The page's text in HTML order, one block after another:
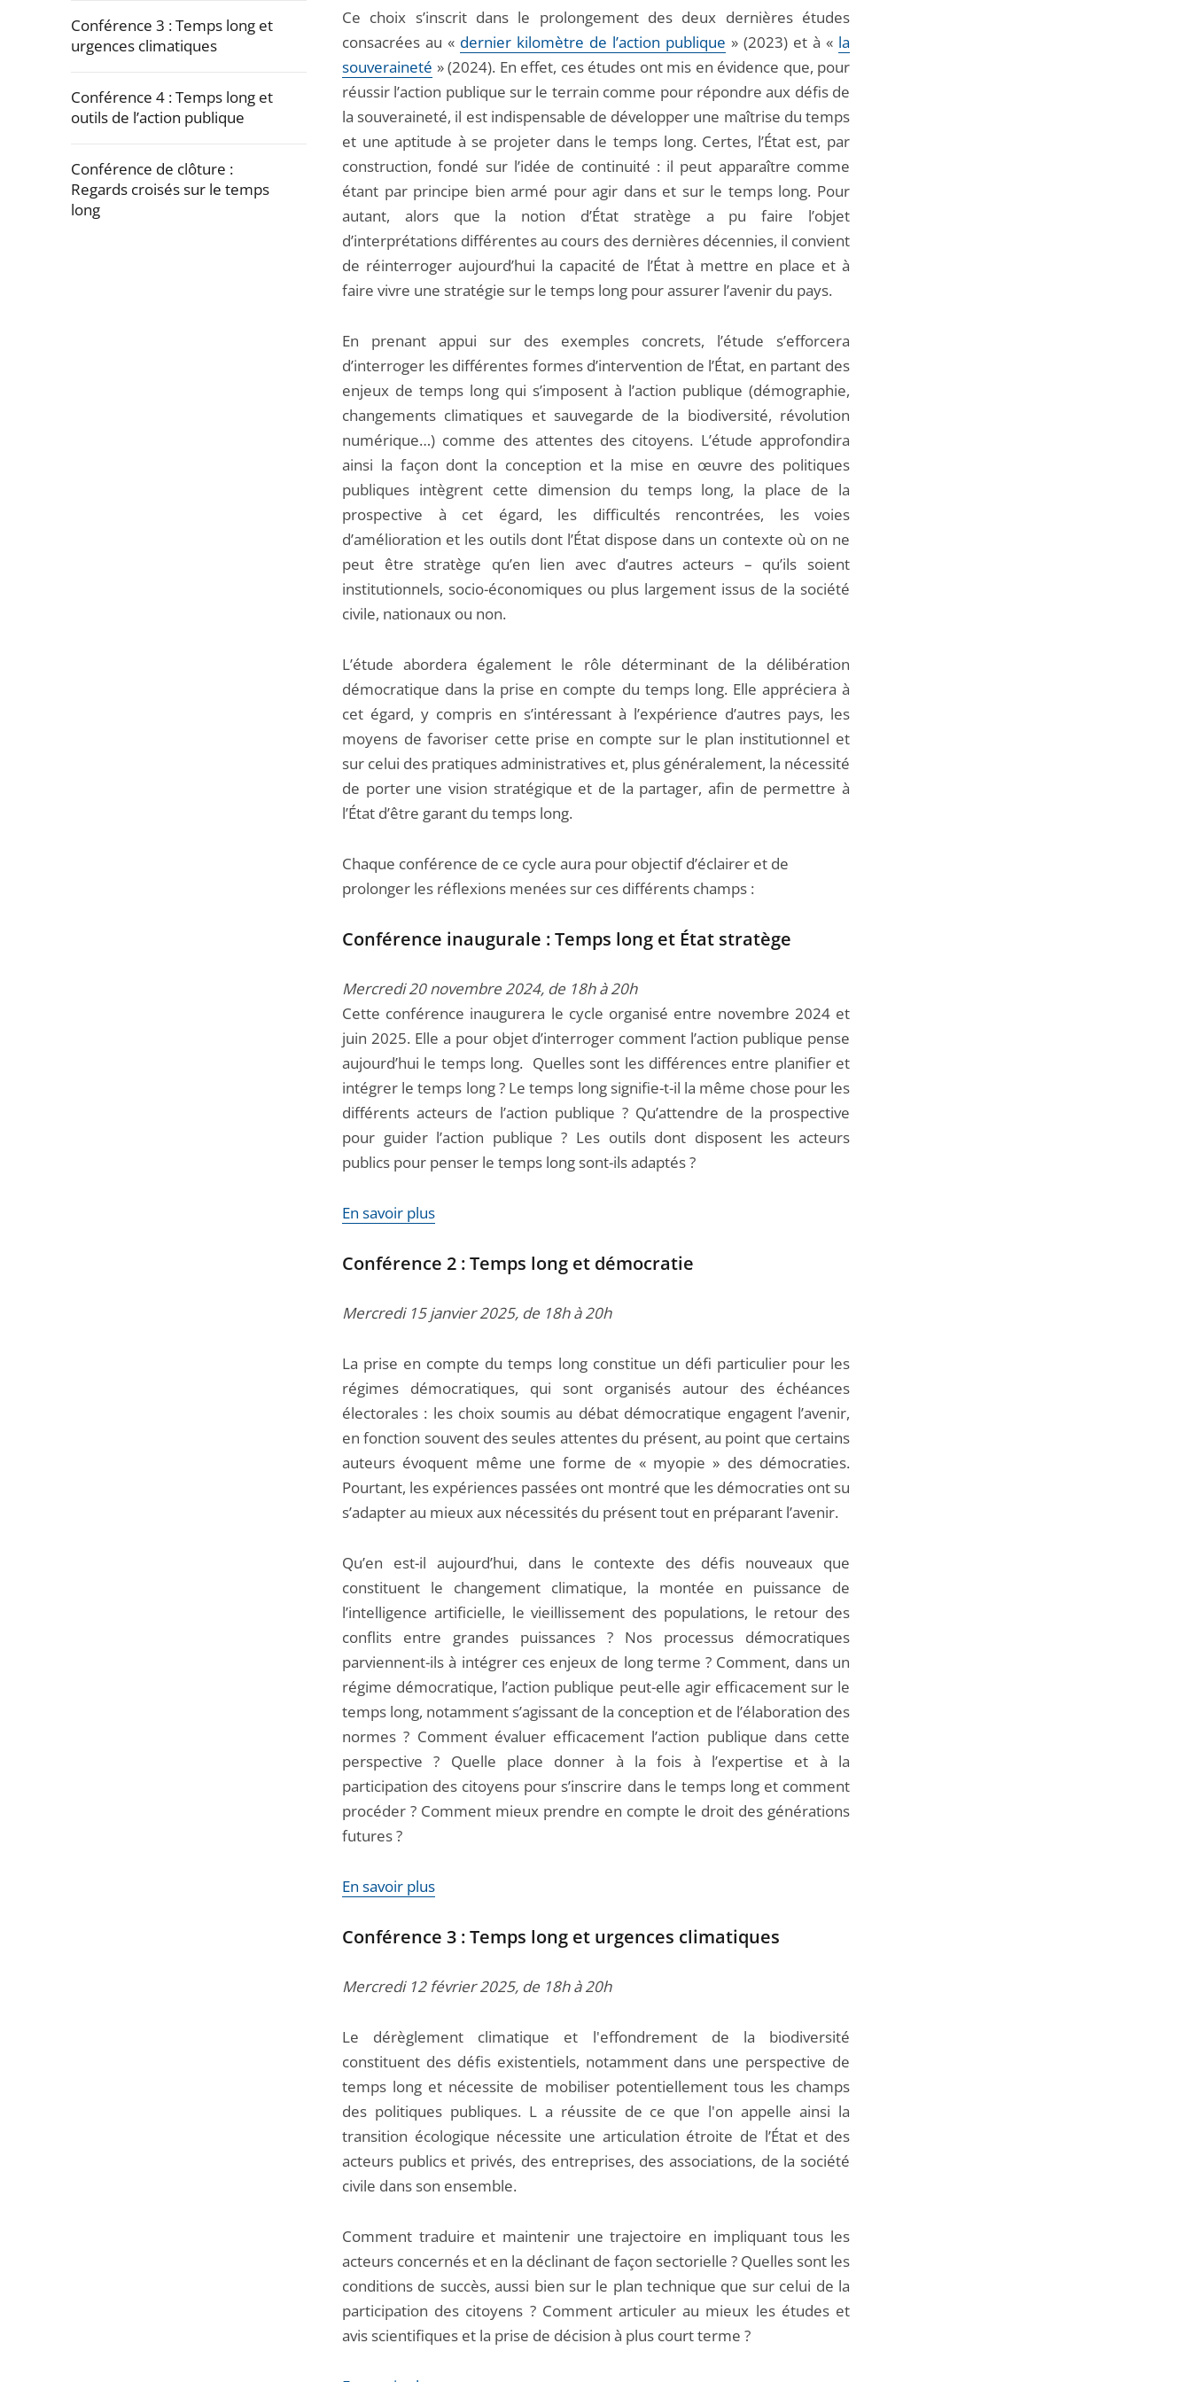
Conférence 3 : Temps long et
urgences climatiques
Conférence 4 : Temps long et
outils de l’action publique
Conférence de clôture :
Regards croisés sur le temps
long
Ce choix s’inscrit dans le prolongement des deux dernières études
consacrées au « dernier kilomètre de l’action publique » (2023) et à « la
souveraineté » (2024). En effet, ces études ont mis en évidence que, pour
réussir l’action publique sur le terrain comme pour répondre aux défis de
la souveraineté, il est indispensable de développer une maîtrise du temps
et une aptitude à se projeter dans le temps long. Certes, l’État est, par
construction, fondé sur l’idée de continuité : il peut apparaître comme
étant par principe bien armé pour agir dans et sur le temps long. Pour
autant, alors que la notion d’État stratège a pu faire l’objet
d’interprétations différentes au cours des dernières décennies, il convient
de réinterroger aujourd’hui la capacité de l’État à mettre en place et à
faire vivre une stratégie sur le temps long pour assurer l’avenir du pays.
En prenant appui sur des exemples concrets, l’étude s’efforcera
d’interroger les différentes formes d’intervention de l’État, en partant des
enjeux de temps long qui s’imposent à l’action publique (démographie,
changements climatiques et sauvegarde de la biodiversité, révolution
numérique…) comme des attentes des citoyens. L’étude approfondira
ainsi la façon dont la conception et la mise en œuvre des politiques
publiques intègrent cette dimension du temps long, la place de la
prospective à cet égard, les difficultés rencontrées, les voies
d’amélioration et les outils dont l’État dispose dans un contexte où on ne
peut être stratège qu’en lien avec d’autres acteurs – qu’ils soient
institutionnels, socio-économiques ou plus largement issus de la société
civile, nationaux ou non.
L’étude abordera également le rôle déterminant de la délibération
démocratique dans la prise en compte du temps long. Elle appréciera à
cet égard, y compris en s’intéressant à l’expérience d’autres pays, les
moyens de favoriser cette prise en compte sur le plan institutionnel et
sur celui des pratiques administratives et, plus généralement, la nécessité
de porter une vision stratégique et de la partager, afin de permettre à
l’État d’être garant du temps long.
Chaque conférence de ce cycle aura pour objectif d’éclairer et de
prolonger les réflexions menées sur ces différents champs :
Conférence inaugurale :Temps long et État stratège
Mercredi 20 novembre 2024, de 18h à 20h
Cette conférence inaugurera le cycle organisé entre novembre 2024 et
juin 2025. Elle a pour objet d’interroger comment l’action publique pense
aujourd’hui le temps long. Quelles sont les différences entre planifier et
intégrer le temps long ? Le temps long signifie-t-il la même chose pour les
différents acteurs de l’action publique ? Qu’attendre de la prospective
pour guider l’action publique ? Les outils dont disposent les acteurs
publics pour penser le temps long sont-ils adaptés ?
En savoir plus
Conférence 2 :Temps long et démocratie
Mercredi 15 janvier 2025, de 18h à 20h
La prise en compte du temps long constitue un défi particulier pour les
régimes démocratiques, qui sont organisés autour des échéances
électorales : les choix soumis au débat démocratique engagent l’avenir,
en fonction souvent des seules attentes du présent, au point que certains
auteurs évoquent même une forme de « myopie » des démocraties.
Pourtant, les expériences passées ont montré que les démocraties ont su
s’adapter au mieux aux nécessités du présent tout en préparant l’avenir.
Qu’en est-il aujourd’hui, dans le contexte des défis nouveaux que
constituent le changement climatique, la montée en puissance de
l’intelligence artificielle, le vieillissement des populations, le retour des
conflits entre grandes puissances ? Nos processus démocratiques
parviennent-ils à intégrer ces enjeux de long terme ? Comment, dans un
régime démocratique, l’action publique peut-elle agir efficacement sur le
temps long, notamment s’agissant de la conception et de l’élaboration des
normes ? Comment évaluer efficacement l’action publique dans cette
perspective ? Quelle place donner à la fois à l’expertise et à la
participation des citoyens pour s’inscrire dans le temps long et comment
procéder ? Comment mieux prendre en compte le droit des générations
futures ?
En savoir plus
Conférence 3 : Temps long et urgences climatiques
Mercredi 12 février 2025, de 18h à 20h
Le dérèglement climatique et l'effondrement de la biodiversité
constituent des défis existentiels, notamment dans une perspective de
temps long et nécessite de mobiliser potentiellement tous les champs
des politiques publiques. L a réussite de ce que l'on appelle ainsi la
transition écologique nécessite une articulation étroite de l’État et des
acteurs publics et privés, des entreprises, des associations, de la société
civile dans son ensemble.
Comment traduire et maintenir une trajectoire en impliquant tous les
acteurs concernés et en la déclinant de façon sectorielle ? Quelles sont les
conditions de succès, aussi bien sur le plan technique que sur celui de la
participation des citoyens ? Comment articuler au mieux les études et
avis scientifiques et la prise de décision à plus court terme ?